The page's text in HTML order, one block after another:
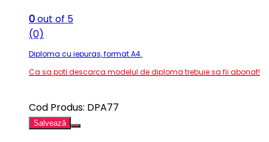
0out of 5
(0)
Diploma cu iepuras, format A4.
Ca sa poti descarca modelul de diploma trebuie sa fii abonat!
Cod Produs: DPA77
Salvează